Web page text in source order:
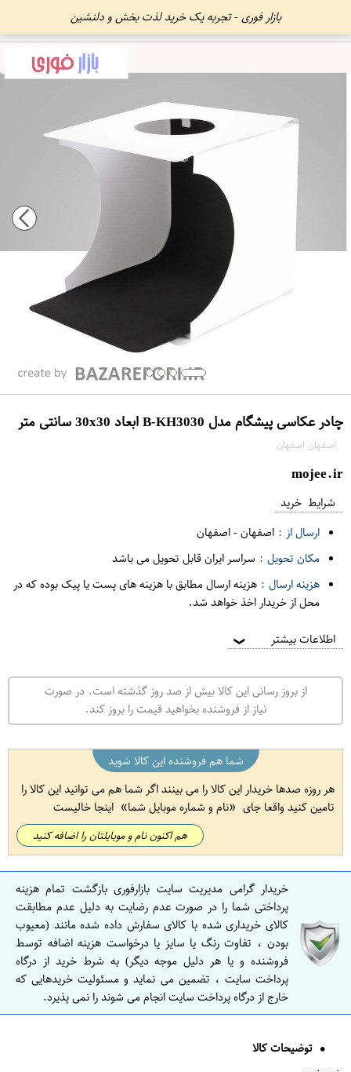
بازار فوری - تجربه یک خرید لذت بخش و دلنشین
چادر عکاسی پیشگام مدل B-KH3030 ابعاد 30x30 سانتی متر
اصفهان اصفهان
mojee.ir
شرایط خرید
ارسال از : اصفهان-اصفهان
مکان تحویل : سراسر ایران قابل تحویل می باشد
هزینه ارسال : هزینه ارسال مطابق با هزینه های پست یا پیک بوده که در
محل از خریدار اخذ خواهد شد.
اطلاعات بیشتر ❯
از بروز رسانی این کالا بیش از صد روز گذشته است. در صورت
نیاز از فروشنده بخواهید قیمت را بروز کند.
شما هم فروشنده این کالا شوید
هر روزه صدها خریدار این کالا را می بینند اگر شما هم می توانید این کالا را
تامین کنید واقعا جای
نام و شماره موبایل شما اینجا خالیست
هم اکنون نام و موبایلتان را اضافه کنید
خریدار گرامی مدیریت سایت بازارفوری بازگشت تمام هزینه
پرداختی شما را در صورت عدم رضایت به دلیل عدم مطابقت
کالای خریداری شده با کالای سفارش داده شده مانند (معیوب
بودن ، تفاوت رنگ یا سایز یا درخواست هزینه اضافه توسط
فروشنده و یا هر دلیل موجه دیگر) به شرط خرید از درگاه
پرداخت سایت ، تضمین می نماید و مسئولیت خریدهایی که
خارج از درگاه پرداخت سایت انجام می شوند را نمی پذیرد.
توضیحات کالا